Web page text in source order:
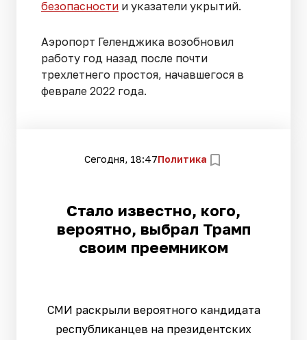
безопасности и указатели укрытий.
Аэропорт Геленджика возобновил
работу год назад после почти
трехлетнего простоя, начавшегося в
феврале 2022 года.
Сегодня, 18:47Политика
Стало известно, кого,
вероятно, выбрал Трамп
своим преемником
СМИ раскрыли вероятного кандидата
республиканцев на президентских